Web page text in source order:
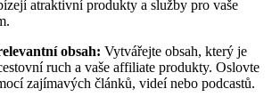
atraktivní produkty a služby pro vaše
obsah: Vytvářejte obsah, který je
ruch a vaše affiliate produkty. Oslovte
zajímavých článků, videí nebo podcastů.